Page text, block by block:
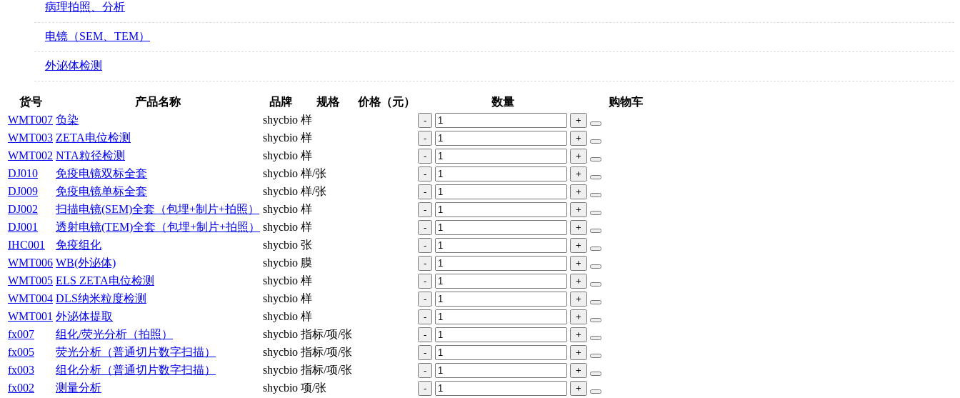
病理拍照、分析
电镜（SEM、TEM）
外泌体检测
货号 产品名称 品牌 规格 价格（元） 数量
购物车
WMT007 负染 shycbio 样 - +
WMT003 ZETA电位检测 shycbio 样 - +
WMT002 NTA粒径检测 shycbio 样 - +
DJ010 免疫电镜双标全套 shycbio 样/张 - +
DJ009 免疫电镜单标全套 shycbio 样/张 - +
DJ002 扫描电镜(SEM)全套（包埋+制片+拍照） shycbio 样 - +
DJ001 透射电镜(TEM)全套（包埋+制片+拍照） shycbio 样 - +
IHC001 免疫组化 shycbio 张 - +
WMT006 WB(外泌体) shycbio 膜 - +
WMT005 ELS ZETA电位检测 shycbio 样 - +
WMT004 DLS纳米粒度检测 shycbio 样 - +
WMT001 外泌体提取 shycbio 样 - +
fx007 组化/荧光分析（拍照） shycbio 指标/项/张 - +
fx005 荧光分析（普通切片数字扫描） shycbio 指标/项/张 - +
fx003 组化分析（普通切片数字扫描） shycbio 指标/项/张 - +
fx002 测量分析 shycbio 项/张 - +